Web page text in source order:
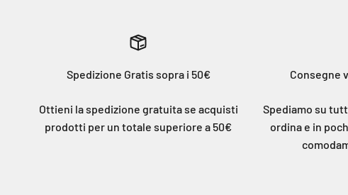
Spedizione Gratis sopra i 50€
Ottieni la spedizione gratuita se acquisti
prodotti per un totale superiore a 50€
Consegne
Spediamo su
ordina e in